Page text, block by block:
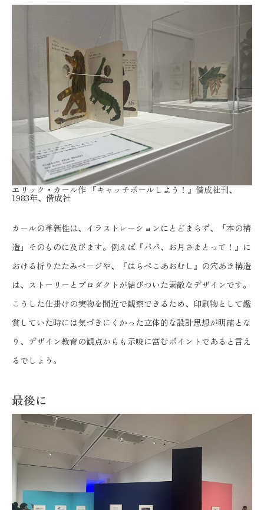
エリック・カール作 『キャッチボールしよう！』偕成社刊、
1983年、偕成社
カールの革新性は、イラストレーションにとどまらず、「本の構
造」そのものに及びます。例えば『パパ、お月さまとって！』に
おける折りたたみページや、『はらぺこあおむし』の穴あき構造
は、ストーリーとプロダクトが結びついた素敵なデザインです。
こうした仕掛けの実物を間近で観察できるため、印刷物として鑑
賞していた時には気づきにくかった立体的な設計思想が明確とな
り、デザイン教育の観点からも示唆に富むポイントであると言え
るでしょう。
最後に